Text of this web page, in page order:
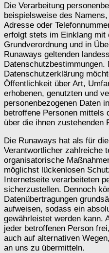
Die Verarbeitung
beispielsweise des
Adresse oder
erfolgt stets im Einklang mit
Grundverordnung und in
Runaways geltenden
Datenschutzbestimmungen.
Datenschutzerklärung
Öffentlichkeit über Art,
erhobenen, genutzten und
personenbezogenen Daten
betroffene Personen mittels
über die ihnen zustehenden
Die Runaways hat als für
Verantwortlicher zahlreiche
organisatorische
möglichst lückenlosen
Internetseite verarbeiteten
sicherzustellen. Dennoch
Datenübertragungen
aufweisen, sodass ein
gewährleistet werden kann.
jeder betroffenen Person
auch auf alternativen
an uns zu übermitteln.